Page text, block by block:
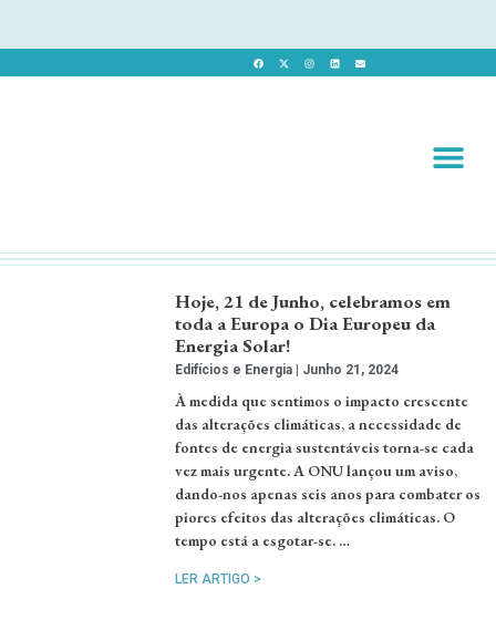
Hoje, 21 de Junho, celebramos em
toda a Europa o Dia Europeu da
Energia Solar!
Edifícios e Energia Junho 21, 2024
À medida que sentimos o impacto crescente
das alterações climáticas, a necessidade de
fontes de energia sustentáveis torna-se cada
vez mais urgente. A ONU lançou um aviso,
dando-nos apenas seis anos para combater os
piores efeitos das alterações climáticas. O
tempo está a esgotar-se. …
LER ARTIGO >